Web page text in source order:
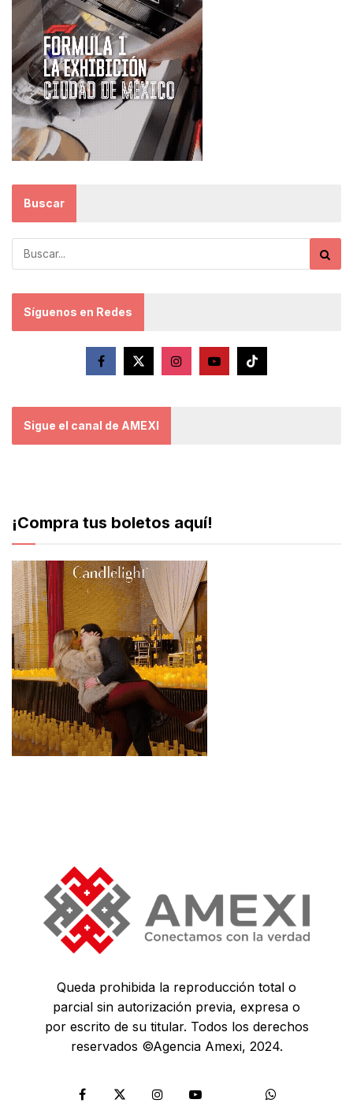
Buscar
Síguenos en Redes
Sigue el canal de AMEXI
¡Compra tus boletos aquí!
Queda prohibida la reproducción total o
parcial sin autorización previa, expresa o
por escrito de su titular. Todos los derechos
reservados ©Agencia Amexi, 2024.